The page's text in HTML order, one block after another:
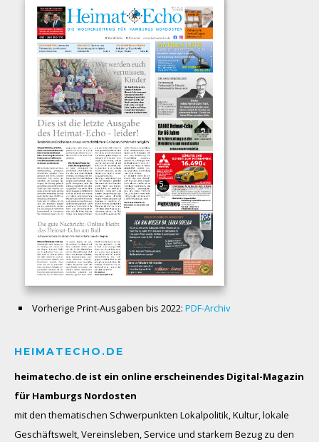
Vorherige Print-Ausgaben bis 2022: PDF-Archiv
HEIMATECHO.DE
heimatecho.de ist ein online erscheinendes Digital-Magazin
für Hamburgs Nordosten
mit den thematischen Schwerpunkten Lokalpolitik, Kultur, lokale
Geschäftswelt, Vereinsleben, Service und starkem Bezug zu den